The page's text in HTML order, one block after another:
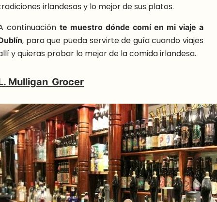
irlandesas y lo mejor de sus platos.
continuación te muestro dónde comí en mi viaje a
, para que pueda servirte de guía cuando viajes
y quieras probar lo mejor de la comida irlandesa.
Mulligan Grocer